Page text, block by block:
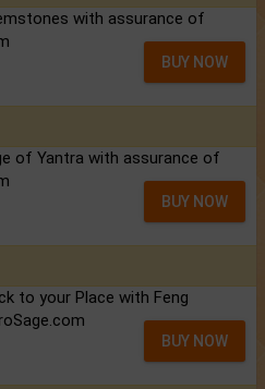
with assurance of
BUY NOW
of Yantra with assurance of
BUY NOW
to your Place with Feng
BUY NOW